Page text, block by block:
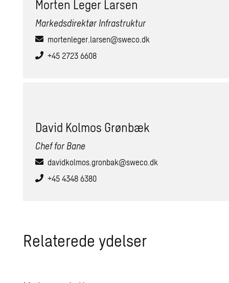
Mor­ten Leger Lar­sen
Markedsdirektør Infrastruktur
mortenleger.larsen@sweco.dk
+45 2723 6608
David Kol­mos Grøn­bæk
Chef for Bane
davidkolmos.gronbak@sweco.dk
+45 4348 6380
Re­la­te­re­de ydel­ser